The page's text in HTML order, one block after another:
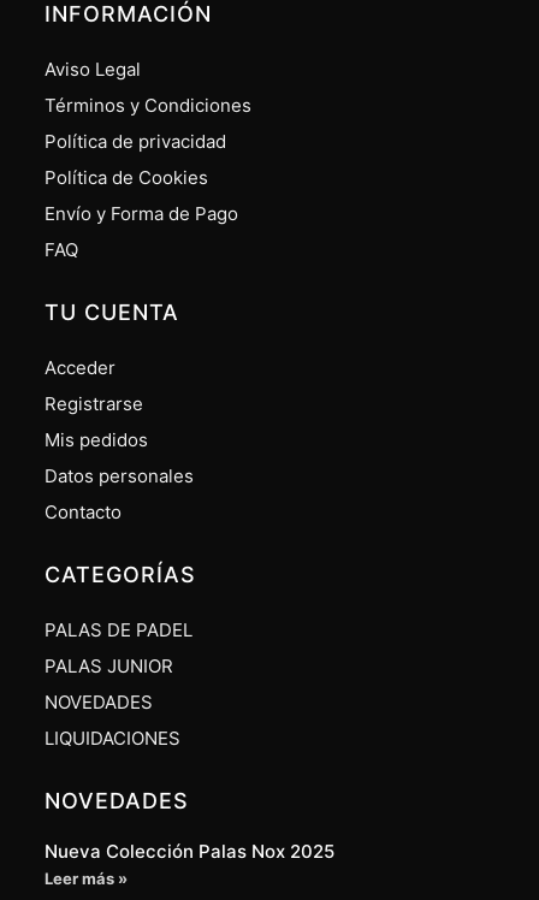
INFORMACIÓN
Aviso Legal
Términos y Condiciones
Política de privacidad
Política de Cookies
Envío y Forma de Pago
FAQ
TU CUENTA
Acceder
Registrarse
Mis pedidos
Datos personales
Contacto
CATEGORÍAS
PALAS DE PADEL
PALAS JUNIOR
NOVEDADES
LIQUIDACIONES
NOVEDADES
Nueva Colección Palas Nox 2025
Leer más »